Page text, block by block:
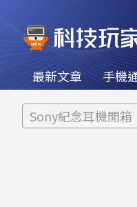
最新文章 手機
Sony紀念耳機開箱